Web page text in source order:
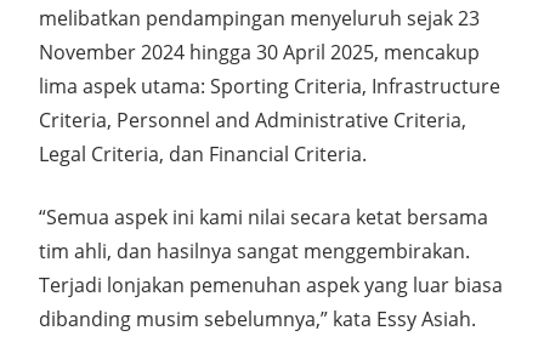
melibatkan pendampingan menyeluruh sejak 23
November 2024 hingga 30 April 2025, mencakup
lima aspek utama: Sporting Criteria, Infrastructure
Criteria, Personnel and Administrative Criteria,
Legal Criteria, dan Financial Criteria.
“Semua aspek ini kami nilai secara ketat bersama
tim ahli, dan hasilnya sangat menggembirakan.
Terjadi lonjakan pemenuhan aspek yang luar biasa
dibanding musim sebelumnya,” kata Essy Asiah.